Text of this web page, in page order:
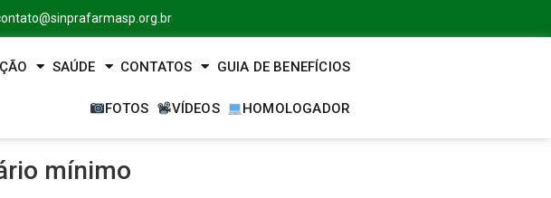
SAÚDE CONTATOS GUIA DE BENEFÍCIOS
FOTOS VÍDEOS HOMOLOGADOR
mínimo